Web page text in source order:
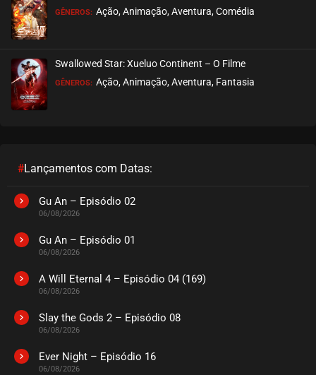
GÊNEROS: Ação, Animação, Aventura, Comédia
Swallowed Star: Xueluo Continent – O Filme
GÊNEROS: Ação, Animação, Aventura, Fantasia
#Lançamentos com Datas:
Gu An – Episódio 02
06/08/2026
Gu An – Episódio 01
06/08/2026
A Will Eternal 4 – Episódio 04 (169)
06/08/2026
Slay the Gods 2 – Episódio 08
06/08/2026
Ever Night – Episódio 16
06/08/2026